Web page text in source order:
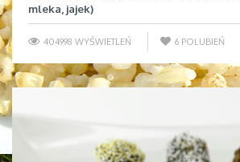
mleka, jajek)
404998 WYŚWIETLEŃ 6 POLUBIEŃ